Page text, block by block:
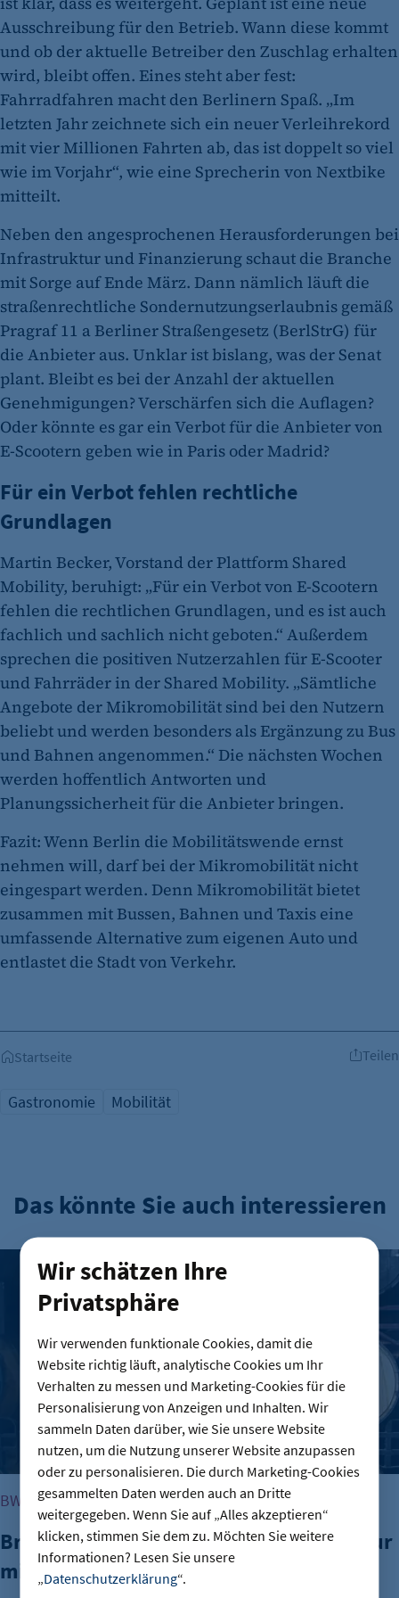
Wir schätzen Ihre
Privatsphäre
Wir verwenden funktionale Cookies, damit die
Website richtig läuft, analytische Cookies um Ihr
Verhalten zu messen und Marketing-Cookies für die
Personalisierung von Anzeigen und Inhalten. Wir
sammeln Daten darüber, wie Sie unsere Website
nutzen, um die Nutzung unserer Website anzupassen
oder zu personalisieren. Die durch Marketing-Cookies
gesammelten Daten werden auch an Dritte
weitergegeben. Wenn Sie auf „Alles akzeptieren“
klicken, stimmen Sie dem zu. Möchten Sie weitere
Informationen? Lesen Sie unsere
„Datenschutzerklärung“.
Ausschreibung für den Betrieb. Wann diese kommt
und ob der aktuelle Betreiber den Zuschlag erhalten
wird, bleibt offen. Eines steht aber fest:
Fahrradfahren macht den Berlinern Spaß. „Im
letzten Jahr zeichnete sich ein neuer Verleihrekord
mit vier Millionen Fahrten ab, das ist doppelt so viel
wie im Vorjahr“, wie eine Sprecherin von Nextbike
mitteilt.
Neben den angesprochenen Herausforderungen bei
Infrastruktur und Finanzierung schaut die Branche
mit Sorge auf Ende März. Dann nämlich läuft die
straßenrechtliche Sondernutzungserlaubnis gemäß
Pragraf 11 a Berliner Straßengesetz (BerlStrG) für
die Anbieter aus. Unklar ist bislang, was der Senat
plant. Bleibt es bei der Anzahl der aktuellen
Genehmigungen? Verschärfen sich die Auflagen?
Oder könnte es gar ein Verbot für die Anbieter von
E-Scootern geben wie in Paris oder Madrid?
Für ein Verbot fehlen rechtliche
Grundlagen
Martin Becker, Vorstand der Plattform Shared
Mobility, beruhigt: „Für ein Verbot von E-Scootern
fehlen die rechtlichen Grundlagen, und es ist auch
fachlich und sachlich nicht geboten.“ Außerdem
sprechen die positiven Nutzerzahlen für E-Scooter
und Fahrräder in der Shared Mobility. „Sämtliche
Angebote der Mikromobilität sind bei den Nutzern
beliebt und werden besonders als Ergänzung zu Bus
und Bahnen angenommen.“ Die nächsten Wochen
werden hoffentlich Antworten und
Planungssicherheit für die Anbieter bringen.
Fazit: Wenn Berlin die Mobilitätswende ernst
nehmen will, darf bei der Mikromobilität nicht
eingespart werden. Denn Mikromobilität bietet
zusammen mit Bussen, Bahnen und Taxis eine
umfassende Alternative zum eigenen Auto und
entlastet die Stadt von Verkehr.
Startseite Teilen
Gastronomie Mobilität
Das könnte Sie auch interessieren
Brauerei Lemke – Berlins Biermanufaktur mit ordentlich
BW BESUCHT
Brauerei Lemke – Berlins Biermanufaktur
mit ordentlich Ideen im Kessel